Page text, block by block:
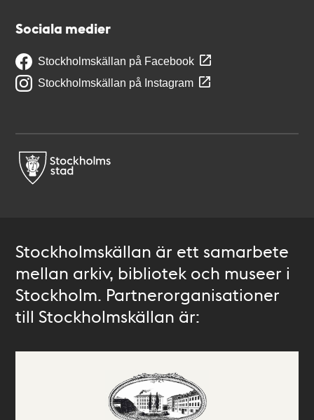
Sociala medier
Stockholmskällan på Facebook
Stockholmskällan på Instagram
Stockholmskällan är ett samarbete
mellan arkiv, bibliotek och museer i
Stockholm. Partnerorganisationer
till Stockholmskällan är: